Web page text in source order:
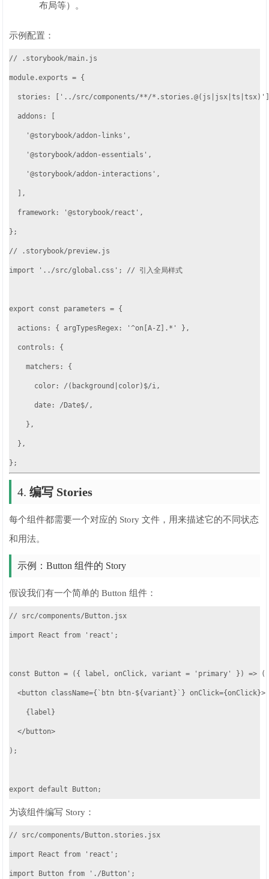
布局等）。
示例配置：
// .storybook/main.js
module.exports = {
stories: ['../src/components/**/
  addons: [
    '@storybook/addon-links',
    '@storybook/addon-essentials',
    '@storybook/addon-interactions',
  ],
  framework: '@storybook/react',
};
// .storybook/preview.js
import '../src/global.css'; // 引入全局样式
export const parameters = {
  actions: { argTypesRegex: '^on[A-Z].*' },
  controls: {
    matchers: {
      color: /(background|color)$/i,
      date: /Date$/,
    },
  },
};
4.编写 Stories
每个组件都需要一个对应的 Story 文件，用来描述它的不同状态
和用法。
示例：Button 组件的 Story
假设我们有一个简单的 Button 组件：
// src/components/Button.jsx
import React from 'react';
const Button = ({ label, onClick, variant = 'primary' }) => (
  <button className={`btn btn-${variant}`} onClick={onClick}>
    {label}
  </button>
);
export default Button;
为该组件编写 Story：
// src/components/Button.stories.jsx
import React from 'react';
import Button from './Button';